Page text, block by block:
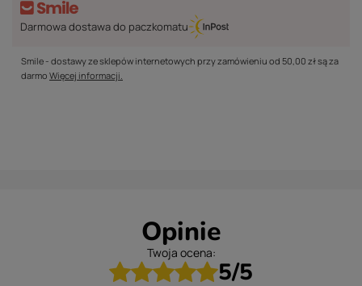
Darmowa dostawa do paczkomatu
Smile - dostawy ze sklepów internetowych przy zamówieniu od 50,00 złsą za
darmo Więcej informacji.
Opinie
Twoja ocena:
5/5